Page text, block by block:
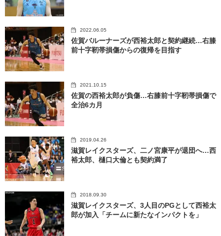
2022.06.05
佐賀バルーナーズが西裕太郎と契約継続…右膝
前十字靭帯損傷からの復帰を目指す
2021.10.15
佐賀の西裕太郎が負傷…右膝前十字靭帯損傷で
全治6カ月
2019.04.26
滋賀レイクスターズ、二ノ宮康平が退団へ…西
裕太郎、樋口大倫とも契約満了
2018.09.30
滋賀レイクスターズ、3人目のPGとして西裕太
郎が加入「チームに新たなインパクトを」